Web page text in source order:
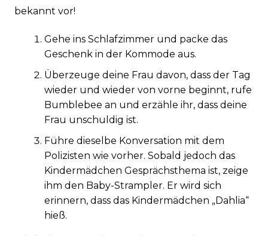
bekannt vor!
Gehe ins Schlafzimmer und packe das
Geschenk in der Kommode aus.
Überzeuge deine Frau davon, dass der Tag
wieder und wieder von vorne beginnt, rufe
Bumblebee an und erzähle ihr, dass deine
Frau unschuldig ist.
Führe dieselbe Konversation mit dem
Polizisten wie vorher. Sobald jedoch das
Kindermädchen Gesprächsthema ist, zeige
ihm den Baby-Strampler. Er wird sich
erinnern, dass das Kindermädchen „Dahlia“
hieß.